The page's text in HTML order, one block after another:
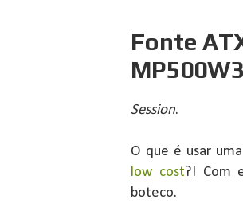
Fonte
Session.
O que é usar
low cost?! Com
boteco.